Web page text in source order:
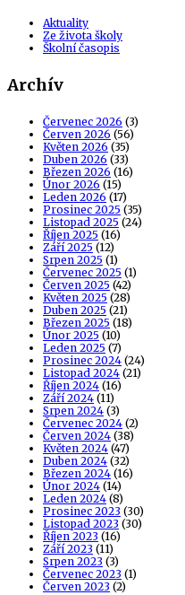
Aktuality
Ze života školy
Školní časopis
Archív
Červenec 2026 (3)
Červen 2026 (56)
Květen 2026 (35)
Duben 2026 (33)
Březen 2026 (16)
Únor 2026 (15)
Leden 2026 (17)
Prosinec 2025 (35)
Listopad 2025 (24)
Říjen 2025 (16)
Září 2025 (12)
Srpen 2025 (1)
Červenec 2025 (1)
Červen 2025 (42)
Květen 2025 (28)
Duben 2025 (21)
Březen 2025 (18)
Únor 2025 (10)
Leden 2025 (7)
Prosinec 2024 (24)
Listopad 2024 (21)
Říjen 2024 (16)
Září 2024 (11)
Srpen 2024 (3)
Červenec 2024 (2)
Červen 2024 (38)
Květen 2024 (47)
Duben 2024 (32)
Březen 2024 (16)
Únor 2024 (14)
Leden 2024 (8)
Prosinec 2023 (30)
Listopad 2023 (30)
Říjen 2023 (16)
Září 2023 (11)
Srpen 2023 (3)
Červenec 2023 (1)
Červen 2023 (2)